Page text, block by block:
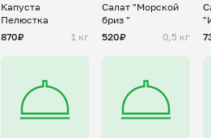
Капуста
Пелюстка
870₽
1 кг
Салат "Морской
бриз "
520₽
0,5 кг